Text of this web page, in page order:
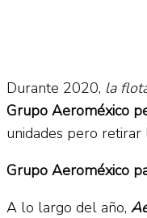
Durante 2020, la
Grupo Aeroméxico
unidades pero retirar
Grupo Aeroméxico
A lo largo del año,